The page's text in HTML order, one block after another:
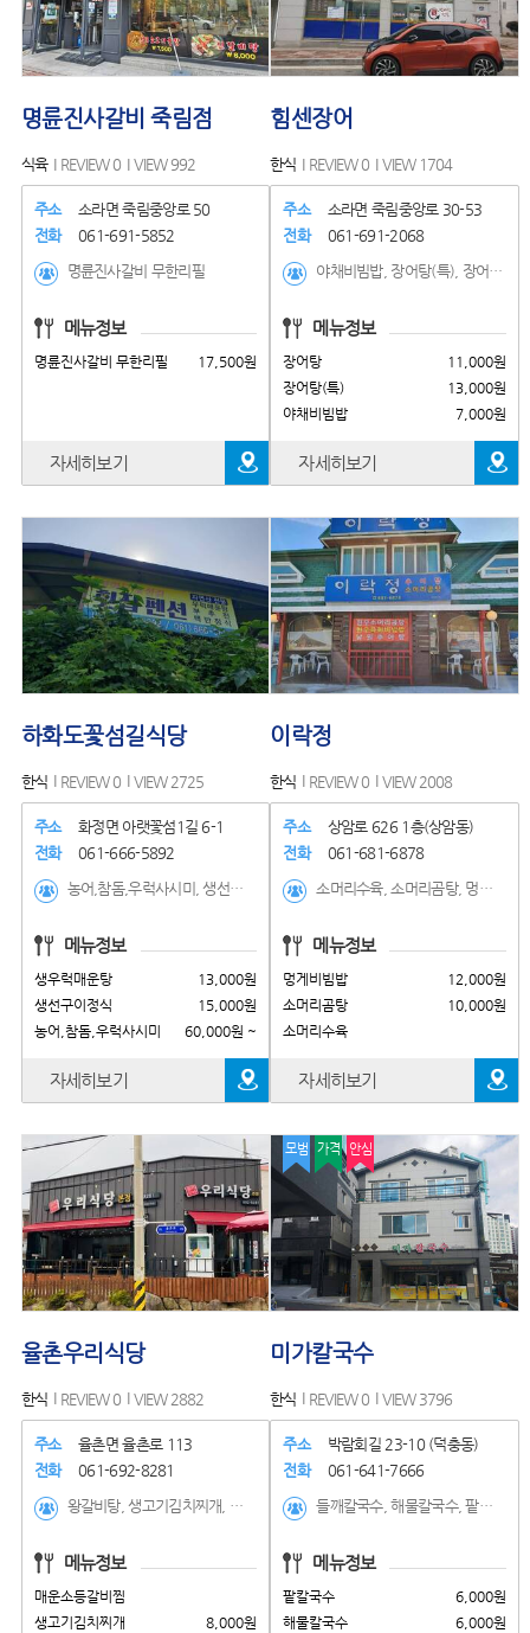
명륜진사갈비 죽림점
식육 REVIEW 0 VIEW 992
주소
소라면 죽림중앙로 50
전화
061-691-5852
명륜진사갈비 무한리필
메뉴정보
명륜진사갈비 무한리필 17,500원
자세히보기
힘센장어
한식 REVIEW 0 VIEW 1704
주소
소라면 죽림중앙로 30-53
전화
061-691-2068
야채비빔밥, 장어탕(특), 장어탕, 장어탕(포장), 장어정식, 통장어탕, 깨장어통구이(200g), 깨장어양념구이(200g), 장어구이(200g)
메뉴정보
장어탕
11,000원
장어탕(특)
13,000원
야채비빔밥
7,000원
자세히보기
하화도꽃섬길식당
한식 REVIEW 0 VIEW 2725
주소
화정면 아랫꽃섬1길 6-1
전화
061-666-5892
농어,참돔,우럭사시미, 생선구이정식, 생우럭매운탕, 백반정식, 서대회, 갑오징어, 해물부추전, 문어숙회
메뉴정보
생우럭매운탕
13,000원
생선구이정식
15,000원
농어,참돔,우럭사시미
60,000원 ~
자세히보기
이락정
한식 REVIEW 0 VIEW 2008
주소
상암로 626 1층(상암동)
전화
061-681-6878
소머리수육, 소머리곰탕, 멍게비빔밥, 육회비빔밥, 육회, 추어탕
메뉴정보
멍게비빔밥
12,000원
소머리곰탕
10,000원
소머리수육
자세히보기
율촌우리식당
한식 REVIEW 0 VIEW 2882
주소
율촌면 율촌로 113
전화
061-692-8281
왕갈비탕, 생고기김치찌개, 매운소등갈비찜, 매운돼지갈비찜
메뉴정보
매운소등갈비찜
생고기김치찌개
8,000원
모범 가격 안심
미가칼국수
한식 REVIEW 0 VIEW 3796
주소
박람회길 23-10 (덕충동)
전화
061-641-7666
들깨칼국수, 해물칼국수, 팥칼국수, 매생이칼국수(동절기), 매생이떡국(동절기), 생채 비빔밥, 우거지장어탕, 냉면(하절기), 콩국수(하절기), 김치왕만두, 모듬왕만두, 해물파전, 짜글이
메뉴정보
팥칼국수
6,000원
해물칼국수
6,000원